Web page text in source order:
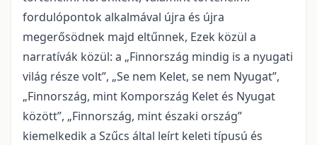
fordulópontok alkalmával újra és újra
megerősödnek majd eltűnnek, Ezek közül a
narratívák közül: a „Finnország mindig is a nyugati
világ része volt”, „Se nem Kelet, se nem Nyugat”,
„Finnország, mint Kompország Kelet és Nyugat
között”, „Finnország, mint északi ország”
kiemelkedik a Szűcs által leírt keleti típusú és